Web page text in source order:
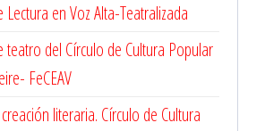
Lectura en Voz Alta-Teatralizada
teatro del Círculo de Cultura Popular
FeCEAV
literaria. Círculo de Cultura